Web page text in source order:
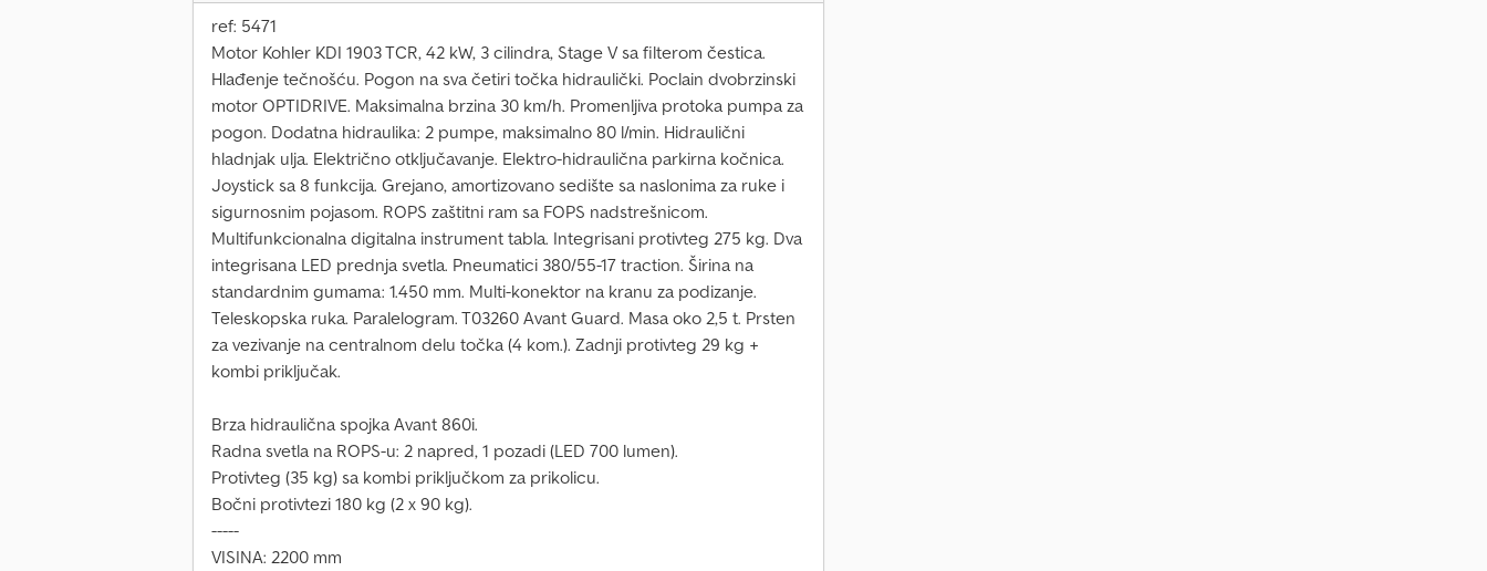
ref: 5471
Motor Kohler KDI 1903 TCR, 42 kW, 3 cilindra, Stage V sa filterom čestica.
Hlađenje tečnošću. Pogon na sva četiri točka hidraulički. Poclain dvobrzinski
motor OPTIDRIVE. Maksimalna brzina 30 km/h. Promenljiva protoka pumpa za
pogon. Dodatna hidraulika: 2 pumpe, maksimalno 80 l/min. Hidraulični
hladnjak ulja. Električno otključavanje. Elektro-hidraulična parkirna kočnica.
Joystick sa 8 funkcija. Grejano, amortizovano sedište sa naslonima za ruke i
sigurnosnim pojasom. ROPS zaštitni ram sa FOPS nadstrešnicom.
Multifunkcionalna digitalna instrument tabla. Integrisani protivteg 275 kg. Dva
integrisana LED prednja svetla. Pneumatici 380/55-17 traction. Širina na
standardnim gumama: 1.450 mm. Multi-konektor na kranu za podizanje.
Teleskopska ruka. Paralelogram. T03260 Avant Guard. Masa oko 2,5 t. Prsten
za vezivanje na centralnom delu točka (4 kom.). Zadnji protivteg 29 kg +
kombi priključak.
Brza hidraulična spojka Avant 860i.
Radna svetla na ROPS-u: 2 napred, 1 pozadi (LED 700 lumen).
Protivteg (35 kg) sa kombi priključkom za prikolicu.
Bočni protivtezi 180 kg (2 x 90 kg).
-----
VISINA: 2200 mm